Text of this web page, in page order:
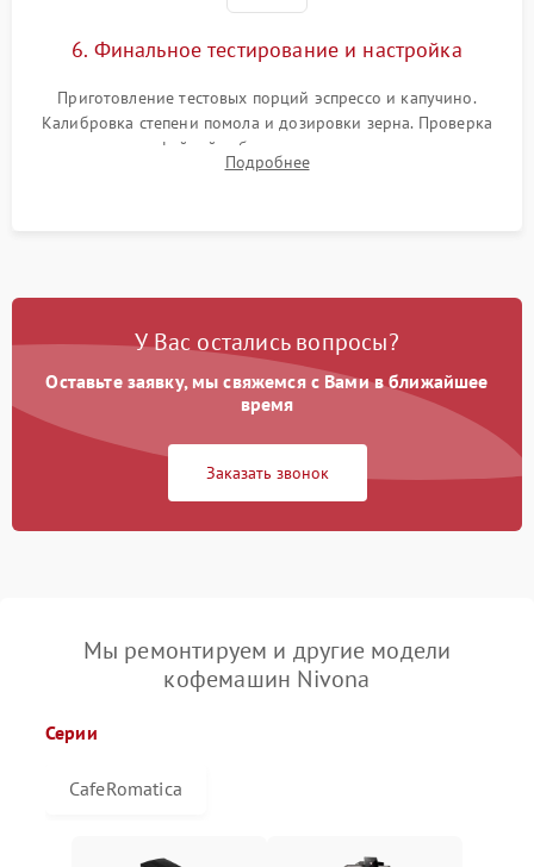
6. Финальное тестирование и настройка
Приготовление тестовых порций эспрессо и капучино.
Калибровка степени помола и дозировки зерна. Проверка
плотности кофейной таблетки, температуры напитка и
качества молочной пены. Контроль отсутствия посторонних
Подробнее
У Вас остались вопросы?
Оставьте заявку, мы свяжемся с Вами в ближайшее
время
Заказать звонок
Мы ремонтируем и другие модели
кофемашин Nivona
Серии
CafeRomatica